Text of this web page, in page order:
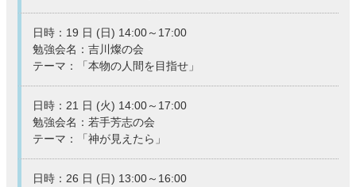
日時：19 日 (日) 14:00～17:00
勉強会名：吉川燦の会
テーマ：「本物の人間を目指せ」
日時：21 日 (火) 14:00～17:00
勉強会名：若手芳志の会
テーマ：「神が見えたら」
日時：26 日 (日) 13:00～16:00